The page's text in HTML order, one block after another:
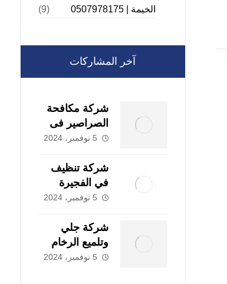
الخيمة | 0507978175
(9)
آخر المشاركات
شركة مكافحة
الصراصير فى
ابوظبي
5 نوفمبر، 2024
شركة تنظيف
في الفجيرة
|0507978175|
5 نوفمبر، 2024
شركة جلي
وتلميع الرخام
فى دبي
5 نوفمبر، 2024